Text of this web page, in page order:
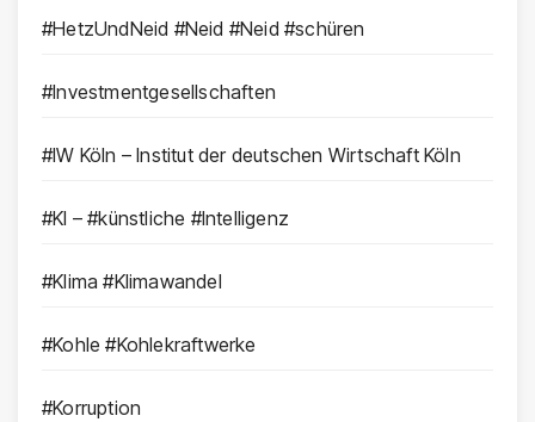
#HetzUndNeid #Neid #Neid #schüren
#Investmentgesellschaften
#IW Köln – Institut der deutschen Wirtschaft Köln
#KI – #künstliche #Intelligenz
#Klima #Klimawandel
#Kohle #Kohlekraftwerke
#Korruption